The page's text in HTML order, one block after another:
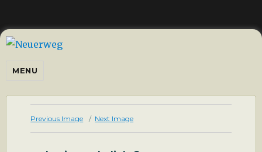
Neuerweg
MENU
Previous Image Next Image